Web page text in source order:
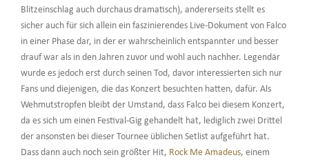
Blitzeinschlag auch durchaus dramatisch), andererseits stellt es
sicher auch für sich allein ein faszinierendes Live-Dokument von Falco
in einer Phase dar, in der er wahrscheinlich entspannter und besser
drauf war als in den Jahren zuvor und wohl auch nachher. Legendär
wurde es jedoch erst durch seinen Tod, davor interessierten sich nur
Fans und diejenigen, die das Konzert besuchten hatten, dafür. Als
Wehmutstropfen bleibt der Umstand, dass Falco bei diesem Konzert,
da es sich um einen Festival-Gig gehandelt hat, lediglich zwei Drittel
der ansonsten bei dieser Tournee üblichen Setlist aufgeführt hat.
Dass dann auch noch sein größter Hit, Rock Me Amadeus, einem